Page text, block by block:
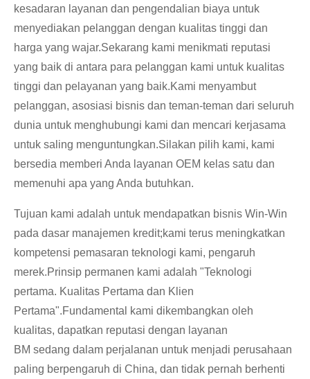
kesadaran layanan dan pengendalian biaya untuk
menyediakan pelanggan dengan kualitas tinggi dan
harga yang wajar.Sekarang kami menikmati reputasi
yang baik di antara para pelanggan kami untuk kualitas
tinggi dan pelayanan yang baik.Kami menyambut
pelanggan, asosiasi bisnis dan teman-teman dari seluruh
dunia untuk menghubungi kami dan mencari kerjasama
untuk saling menguntungkan.Silakan pilih kami, kami
bersedia memberi Anda layanan OEM kelas satu dan
memenuhi apa yang Anda butuhkan.
Tujuan kami adalah untuk mendapatkan bisnis Win-Win
pada dasar manajemen kredit;kami terus meningkatkan
kompetensi pemasaran teknologi kami, pengaruh
merek.Prinsip permanen kami adalah "Teknologi
pertama. Kualitas Pertama dan Klien
Pertama".Fundamental kami dikembangkan oleh
kualitas, dapatkan reputasi dengan layanan
BM sedang dalam perjalanan untuk menjadi perusahaan
paling berpengaruh di China, dan tidak pernah berhenti